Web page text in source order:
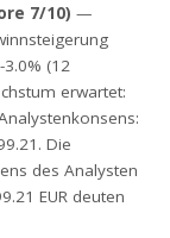
7/10) —
(12
erwartet:
Die
des Analysten
EUR deuten